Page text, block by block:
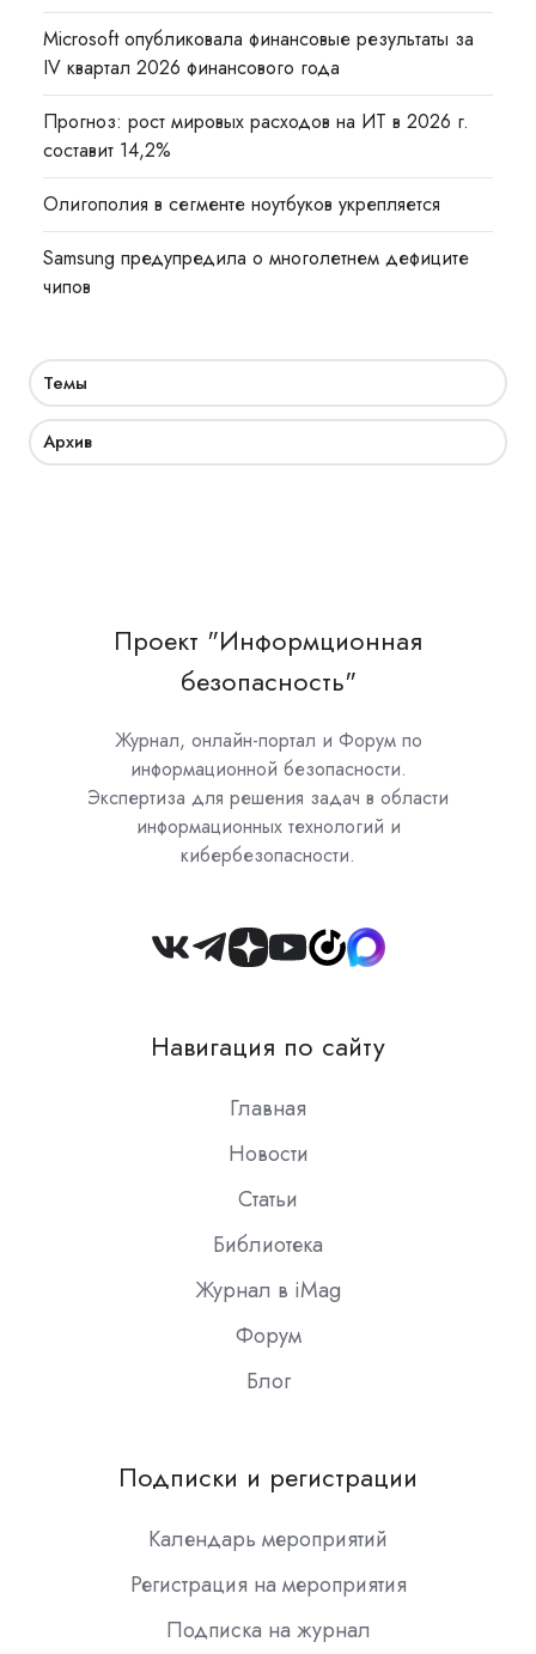
Microsoft опубликовала финансовые результаты за
IV квартал 2026 финансового года
Прогноз: рост мировых расходов на ИТ в 2026 г.
составит 14,2%
Олигополия в сегменте ноутбуков укрепляется
Samsung предупредила о многолетнем дефиците
чипов
Темы
Архив
Проект "Информционная
безопасность"
Журнал, онлайн-портал и Форум по
информационной безопасности.
Экспертиза для решения задач в области
информационных технологий и
кибербезопасности.
Join
Slack
Навигация по сайту
Главная
Новости
Статьи
Библиотека
Журнал в iMag
Форум
Блог
Подписки и регистрации
Календарь мероприятий
Регистрация на мероприятия
Подписка на журнал